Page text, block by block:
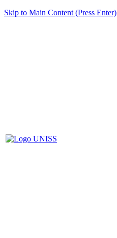
Skip to Main Content (Press Enter)